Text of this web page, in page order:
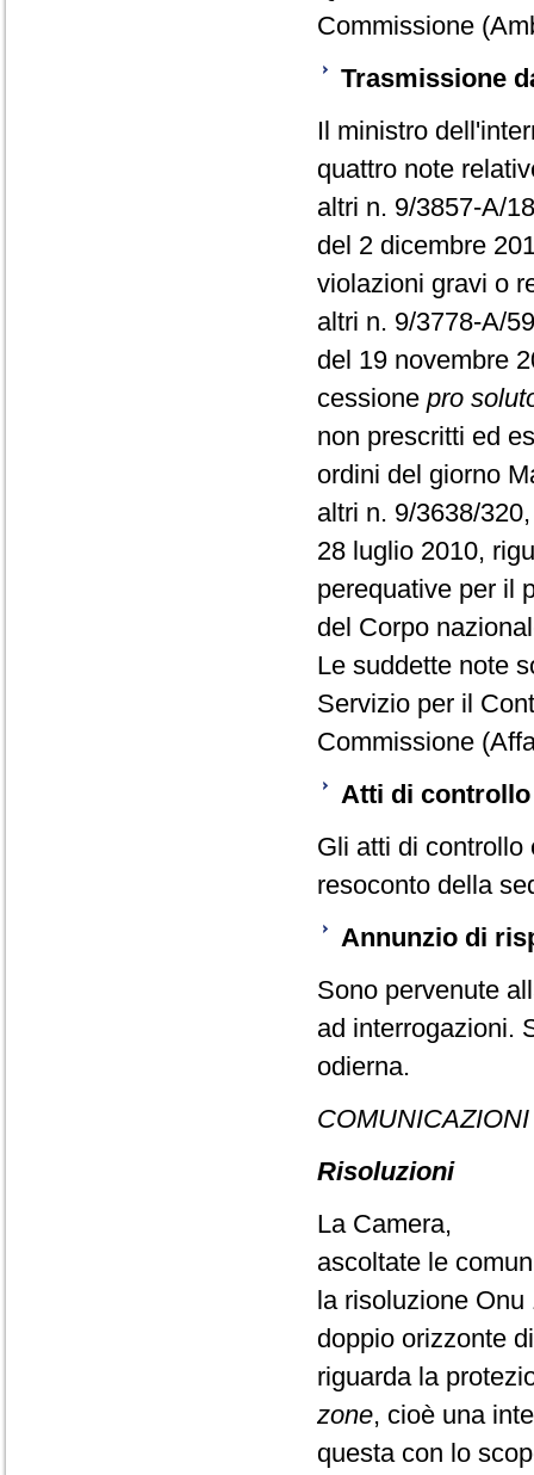
Commissione
Trasmissione
Il ministro
quattro note
altri n. 9/3857-A/
del 2 dicembre
violazioni gravi o
altri n. 9/3778-A/
del 19 novembre
cessione pro
non prescritti ed
ordini del giorno
altri n. 9/3638/
28 luglio 2010,
perequative per il
del Corpo
Le suddette note
Servizio per il
Commissione
Atti di
Gli atti di controllo
resoconto della
Annunzio di
Sono pervenute
ad interrogazioni.
odierna.
Risoluzioni
La Camera,
ascoltate le
la risoluzione
doppio orizzonte
riguarda la
zone, cioè una
questa con lo